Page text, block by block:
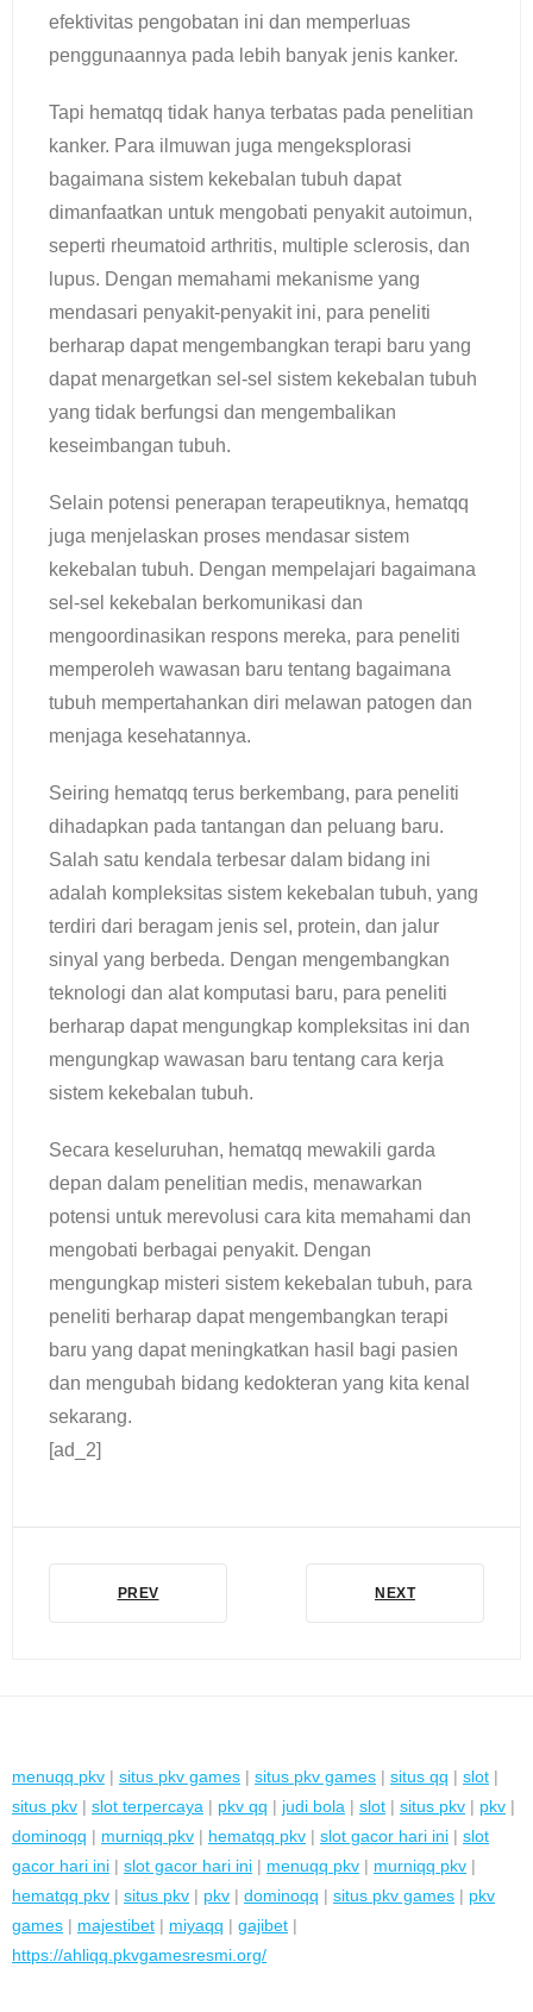
efektivitas pengobatan ini dan memperluas
penggunaannya pada lebih banyak jenis kanker.
Tapi hematqq tidak hanya terbatas pada penelitian
kanker. Para ilmuwan juga mengeksplorasi
bagaimana sistem kekebalan tubuh dapat
dimanfaatkan untuk mengobati penyakit autoimun,
seperti rheumatoid arthritis, multiple sclerosis, dan
lupus. Dengan memahami mekanisme yang
mendasari penyakit-penyakit ini, para peneliti
berharap dapat mengembangkan terapi baru yang
dapat menargetkan sel-sel sistem kekebalan tubuh
yang tidak berfungsi dan mengembalikan
keseimbangan tubuh.
Selain potensi penerapan terapeutiknya, hematqq
juga menjelaskan proses mendasar sistem
kekebalan tubuh. Dengan mempelajari bagaimana
sel-sel kekebalan berkomunikasi dan
mengoordinasikan respons mereka, para peneliti
memperoleh wawasan baru tentang bagaimana
tubuh mempertahankan diri melawan patogen dan
menjaga kesehatannya.
Seiring hematqq terus berkembang, para peneliti
dihadapkan pada tantangan dan peluang baru.
Salah satu kendala terbesar dalam bidang ini
adalah kompleksitas sistem kekebalan tubuh, yang
terdiri dari beragam jenis sel, protein, dan jalur
sinyal yang berbeda. Dengan mengembangkan
teknologi dan alat komputasi baru, para peneliti
berharap dapat mengungkap kompleksitas ini dan
mengungkap wawasan baru tentang cara kerja
sistem kekebalan tubuh.
Secara keseluruhan, hematqq mewakili garda
depan dalam penelitian medis, menawarkan
potensi untuk merevolusi cara kita memahami dan
mengobati berbagai penyakit. Dengan
mengungkap misteri sistem kekebalan tubuh, para
peneliti berharap dapat mengembangkan terapi
baru yang dapat meningkatkan hasil bagi pasien
dan mengubah bidang kedokteran yang kita kenal
sekarang.
[ad_2]
PREV NEXT
menuqq pkv | situs pkv games | situs pkv games | situs qq | slot |
situs pkv | slot terpercaya | pkv qq | judi bola | slot | situs pkv | pkv |
dominoqq | murniqq pkv | hematqq pkv | slot gacor hari ini | slot
gacor hari ini | slot gacor hari ini | menuqq pkv | murniqq pkv |
hematqq pkv | situs pkv | pkv | dominoqq | situs pkv games | pkv
games | majestibet | miyaqq | gajibet |
https://ahliqq.pkvgamesresmi.org/